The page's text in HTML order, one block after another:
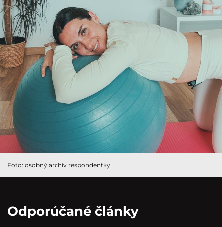
Foto: osobný archív respondentky
Odporúčané články